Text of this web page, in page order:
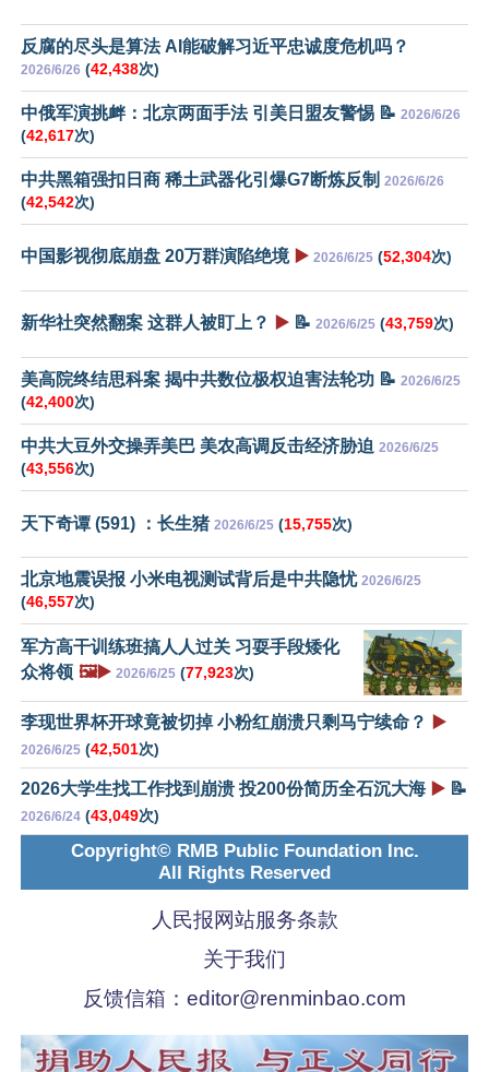
反腐的尽头是算法 AI能破解习近平忠诚度危机吗？
2026/6/26 (42,438次)
中俄军演挑衅：北京两面手法 引美日盟友警惕 📝 2026/6/26
(42,617次)
中共黑箱强扣日商 稀土武器化引爆G7断炼反制 2026/6/26
(42,542次)
中国影视彻底崩盘 20万群演陷绝境 ▶️ 2026/6/25 (52,304次)
新华社突然翻案 这群人被盯上？ ▶️ 📝 2026/6/25 (43,759次)
美高院终结思科案 揭中共数位极权迫害法轮功 📝 2026/6/25
(42,400次)
中共大豆外交操弄美巴 美农高调反击经济胁迫 2026/6/25
(43,556次)
天下奇谭 (591) ：长生猪 2026/6/25 (15,755次)
北京地震误报 小米电视测试背后是中共隐忧 2026/6/25
(46,557次)
军方高干训练班搞人人过关 习耍手段矮化
众将领 🖼️▶️ 2026/6/25 (77,923次)
李现世界杯开球竟被切掉 小粉红崩溃只剩马宁续命？ ▶️
2026/6/25 (42,501次)
2026大学生找工作找到崩溃 投200份简历全石沉大海 ▶️ 📝
2026/6/24 (43,049次)
Copyright© RMB Public Foundation Inc.
All Rights Reserved
人民报网站服务条款
关于我们
反馈信箱： editor@renminbao.com